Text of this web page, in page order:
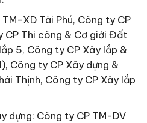
XD Tài Phú, Công ty CP
CP Thi công & Cơ giới Đất
5, Công ty CP Xây lắp &
Công ty CP Xây dựng &
Thịnh, Công ty CP Xây lắp
dựng: Công ty CP TM-DV